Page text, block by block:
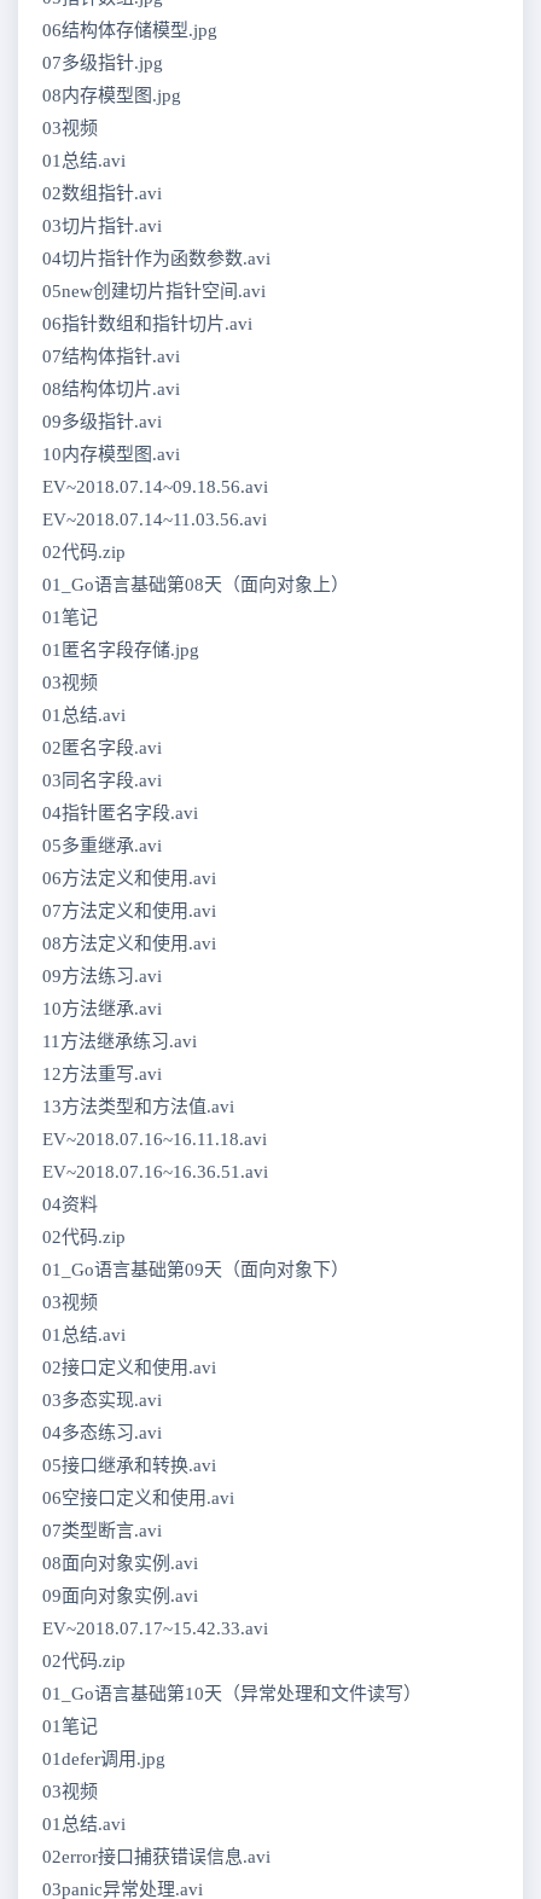
06结构体存储模型.jpg
07多级指针.jpg
08内存模型图.jpg
03视频
01总结.avi
02数组指针.avi
03切片指针.avi
04切片指针作为函数参数.avi
05new创建切片指针空间.avi
06指针数组和指针切片.avi
07结构体指针.avi
08结构体切片.avi
09多级指针.avi
10内存模型图.avi
EV~2018.07.14~09.18.56.avi
EV~2018.07.14~11.03.56.avi
02代码.zip
01_Go语言基础第08天（面向对象上）
01笔记
01匿名字段存储.jpg
03视频
01总结.avi
02匿名字段.avi
03同名字段.avi
04指针匿名字段.avi
05多重继承.avi
06方法定义和使用.avi
07方法定义和使用.avi
08方法定义和使用.avi
09方法练习.avi
10方法继承.avi
11方法继承练习.avi
12方法重写.avi
13方法类型和方法值.avi
EV~2018.07.16~16.11.18.avi
EV~2018.07.16~16.36.51.avi
04资料
02代码.zip
01_Go语言基础第09天（面向对象下）
03视频
01总结.avi
02接口定义和使用.avi
03多态实现.avi
04多态练习.avi
05接口继承和转换.avi
06空接口定义和使用.avi
07类型断言.avi
08面向对象实例.avi
09面向对象实例.avi
EV~2018.07.17~15.42.33.avi
02代码.zip
01_Go语言基础第10天（异常处理和文件读写）
01笔记
01defer调用.jpg
03视频
01总结.avi
02error接口捕获错误信息.avi
03panic异常处理.avi